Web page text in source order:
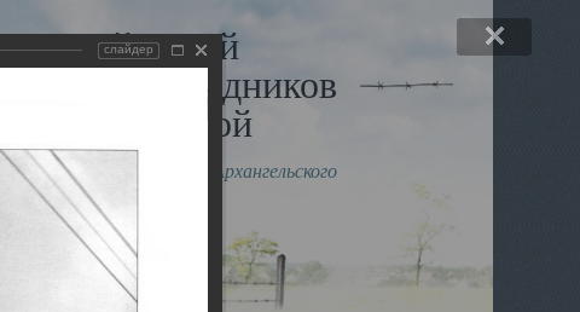
музей
и исповедников
Архангельской
митрополита Архангельского
Даниила
слайдер